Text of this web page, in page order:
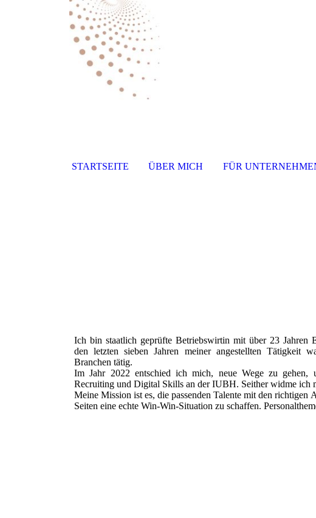
STARTSEITE ÜBER MICH FÜR
Ich bin staatlich geprüfte Betriebswirtin mit über 23 Jahren
den letzten sieben Jahren meiner angestellten Tätigkeit
Branchen tätig.
Im Jahr 2022 entschied ich mich, neue Wege zu gehen,
Recruiting und Digital Skills an der IUBH. Seither widme ich
Meine Mission ist es, die passenden Talente mit den richtigen
Seiten eine echte Win-Win-Situation zu schaffen.